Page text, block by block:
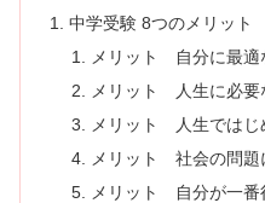
中学受験 8つのメリット
メリット 自分に最適
メリット 人生に必要
メリット 人生ではじ
メリット 社会の問題
メリット 自分が一番